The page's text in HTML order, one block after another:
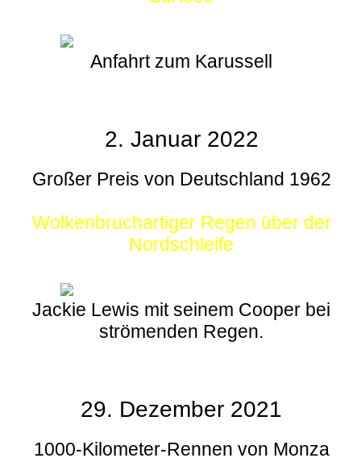
Anfahrt zum Karussell
2. Januar 2022
Großer Preis von Deutschland 1962
Wolkenbruchartiger Regen über der
Nordschleife
Jackie Lewis mit seinem Cooper bei
strömenden Regen.
29. Dezember 2021
1000-Kilometer-Rennen von Monza